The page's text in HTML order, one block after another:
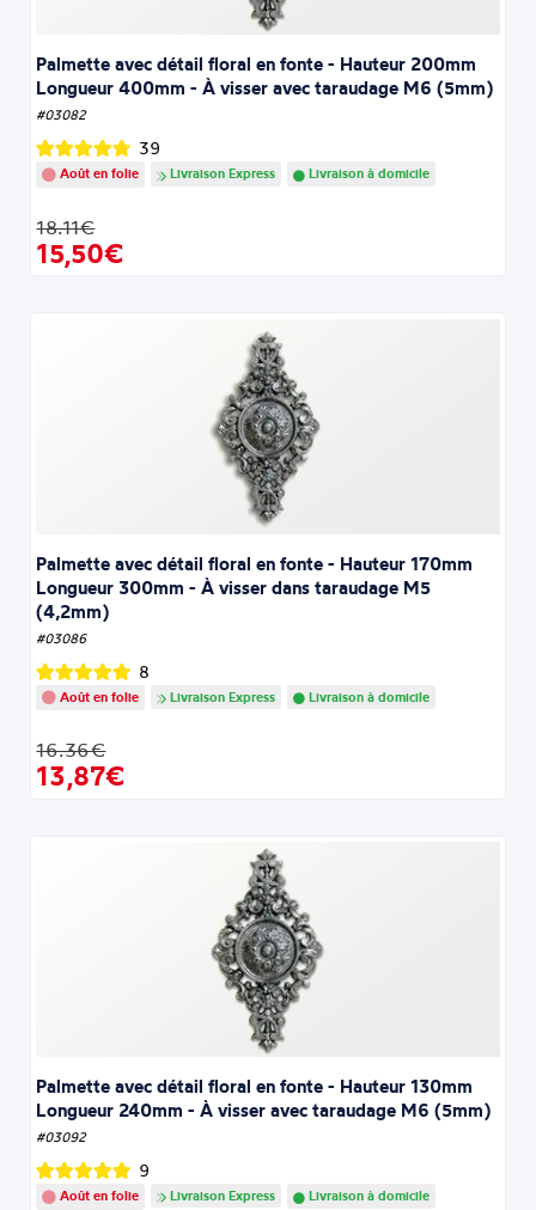
Palmette avec détail floral en fonte - Hauteur 200mm
Longueur 400mm - À visser avec taraudage M6 (5mm)
#03082
39
Août en folie Livraison Express Livraison à domicile
18.11€
15,50€
Palmette avec détail floral en fonte - Hauteur 170mm
Longueur 300mm - À visser dans taraudage M5
(4,2mm)
#03086
8
Août en folie Livraison Express Livraison à domicile
16.36€
13,87€
Palmette avec détail floral en fonte - Hauteur 130mm
Longueur 240mm - À visser avec taraudage M6 (5mm)
#03092
9
Août en folie Livraison Express Livraison à domicile